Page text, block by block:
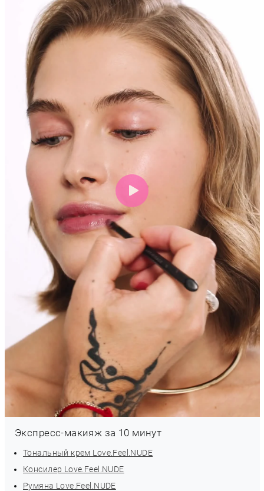
Экспресс-макияж за 10 минут
Тональный крем Love.Feel.NUDE
Консилер Love.Feel.NUDE
Румяна Love.Feel.NUDE